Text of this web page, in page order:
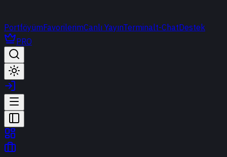
PortföyümFavorilerimCanlı YayınTerminalt-ChatDestek
PRO